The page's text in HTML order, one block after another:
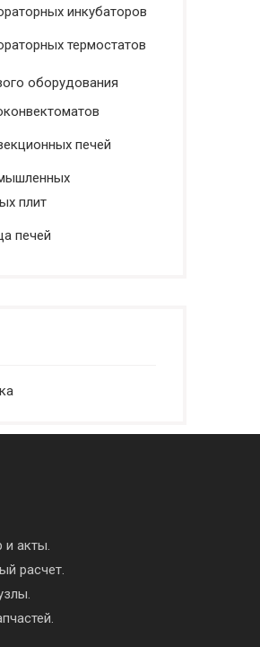
инкубаторов
термостатов
оборудования
печей
плит
печей
и акты.
расчет.